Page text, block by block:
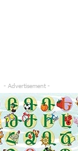
- Advertisement -